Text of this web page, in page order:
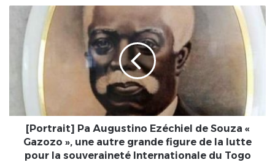
[Portrait]
Augustino
Gazozo
autre
grande
[Portrait] Pa Augustino Ezéchiel de Souza «
Gazozo », une autre grande figure de la lutte
pour la souveraineté Internationale du Togo